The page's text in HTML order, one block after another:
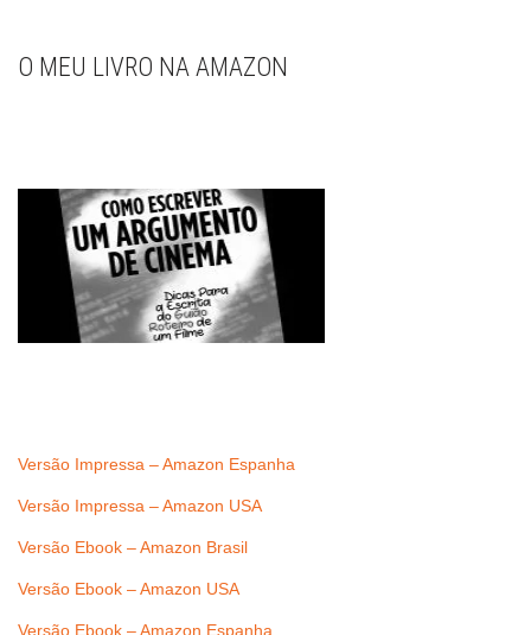
O MEU LIVRO NA AMAZON
Versão Impressa – Amazon Espanha
Versão Impressa – Amazon USA
Versão Ebook – Amazon Brasil
Versão Ebook – Amazon USA
Versão Ebook – Amazon Espanha